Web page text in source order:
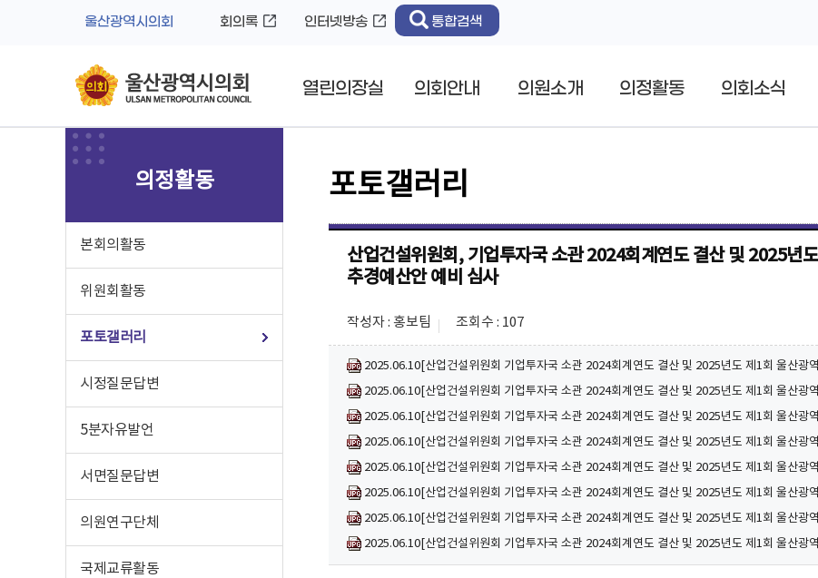
울산광역시의회 회의록 인터넷방송 통합검색
열린의장실 의회안내 의원소개 의정활동 의회소식
의정활동
본회의활동
위원회활동
포토갤러리
시정질문답변
5분자유발언
서면질문답변
의원연구단체
국제교류활동
포토갤러리
산업건설위원회, 기업투자국 소관 2024회계연도 결산 및 2025년
추경예산안 예비 심사
작성자 : 홍보팀 조회수 : 107
2025.06.10[산업건설위원회 기업투자국 소관 2024회계연도 결산 및 2025년도 제1회 울산
2025.06.10[산업건설위원회 기업투자국 소관 2024회계연도 결산 및 2025년도 제1회 울산
2025.06.10[산업건설위원회 기업투자국 소관 2024회계연도 결산 및 2025년도 제1회 울산
2025.06.10[산업건설위원회 기업투자국 소관 2024회계연도 결산 및 2025년도 제1회 울산
2025.06.10[산업건설위원회 기업투자국 소관 2024회계연도 결산 및 2025년도 제1회 울산
2025.06.10[산업건설위원회 기업투자국 소관 2024회계연도 결산 및 2025년도 제1회 울산
2025.06.10[산업건설위원회 기업투자국 소관 2024회계연도 결산 및 2025년도 제1회 울산
2025.06.10[산업건설위원회 기업투자국 소관 2024회계연도 결산 및 2025년도 제1회 울산